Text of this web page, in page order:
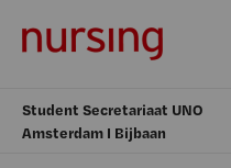
Student Secretariaat UNO
Amsterdam I Bijbaan